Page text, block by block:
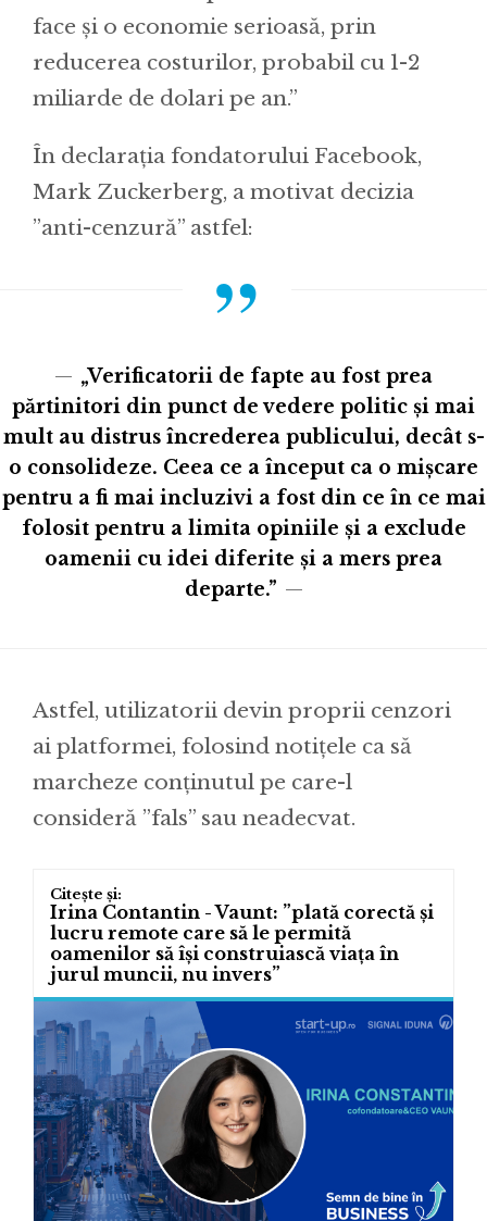
face și o economie serioasă, prin
reducerea costurilor, probabil cu 1-2
miliarde de dolari pe an.”
În declarația fondatorului Facebook,
Mark Zuckerberg, a motivat decizia
”anti-cenzură” astfel:
„Verificatorii de fapte au fost prea
părtinitori din punct de vedere politic și mai
mult au distrus încrederea publicului, decât s-
o consolideze. Ceea ce a început ca o mișcare
pentru a fi mai incluzivi a fost din ce în ce mai
folosit pentru a limita opiniile și a exclude
oamenii cu idei diferite și a mers prea
departe.”
Astfel, utilizatorii devin proprii cenzori
ai platformei, folosind notițele ca să
marcheze conținutul pe care-l
consideră ”fals” sau neadecvat.
Irina Contantin - Vaunt: ”plată corectă și
lucru remote care să le permită
oamenilor să își construiască viața în
jurul muncii, nu invers”